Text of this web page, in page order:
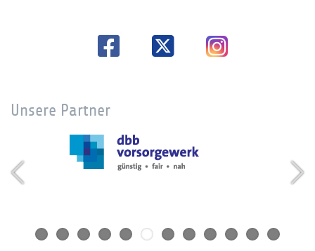
Unsere Partner